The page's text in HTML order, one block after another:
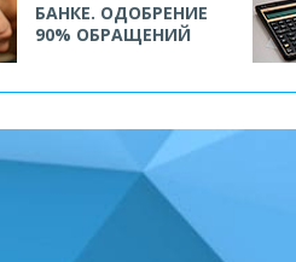
БАНКЕ. ОДОБРЕНИЕ
90% ОБРАЩЕНИЙ